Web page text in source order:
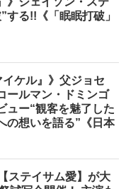
する!!《「眠眠打破」
イケル』》父ジョセ
ールマン・ドミンゴ
ュー“観客を魅了した
の想いを語る”《日本
ステイサム愛】が大